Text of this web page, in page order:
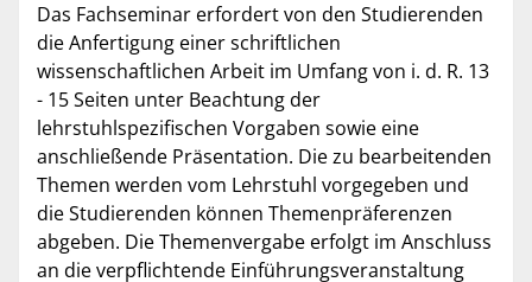
Das Fachseminar erfordert von den Studierenden
die Anfertigung einer schriftlichen
wissenschaftlichen Arbeit im Umfang von i. d. R. 13
- 15 Seiten unter Beachtung der
lehrstuhlspezifischen Vorgaben sowie eine
anschließende Präsentation. Die zu bearbeitenden
Themen werden vom Lehrstuhl vorgegeben und
die Studierenden können Themenpräferenzen
abgeben. Die Themenvergabe erfolgt im Anschluss
an die verpflichtende Einführungsveranstaltung